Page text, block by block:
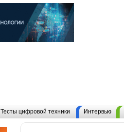
Тесты цифровой техники Интервью